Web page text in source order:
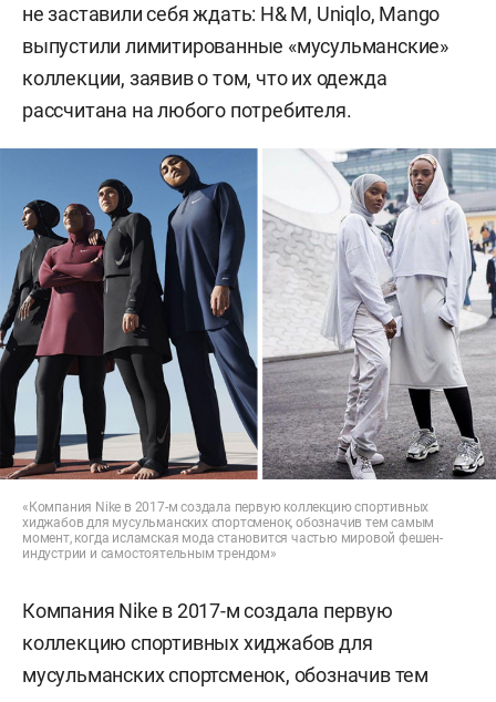
не заставили себя ждать: Н& М, Uniqlo, Mango
выпустили лимитированные «мусульманские»
коллекции, заявив о том, что их одежда
рассчитана на любого потребителя.
«Компания Nike в 2017-м создала первую коллекцию спортивных
хиджабов для мусульманских спортсменок, обозначив тем самым
момент, когда исламская мода становится частью мировой фешен-
индустрии и самостоятельным трендом»
Компания Nike в 2017-м создала первую
коллекцию спортивных хиджабов для
мусульманских спортсменок, обозначив тем